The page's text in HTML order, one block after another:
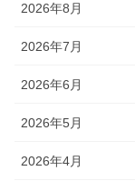
2026年8月
2026年7月
2026年6月
2026年5月
2026年4月